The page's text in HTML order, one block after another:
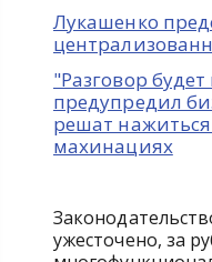
Лукашенко
"Разговор
предупредил
решат
махинациях
ужесточено, за